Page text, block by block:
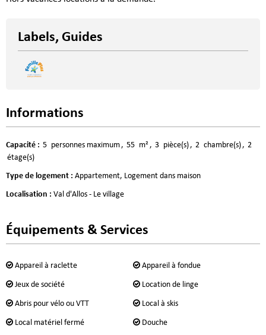
Labels, Guides
Informations
Capacité : 5 personnes maximum 55 m² 3 pièce(s) 2 chambre(s)
2
étage(s)
Type de logement : Appartement Logement dans maison
Localisation : Val d'Allos - Le village
Équipements & Services
Appareil à raclette Appareil à fondue
Jeux de société Location de linge
Abris pour vélo ou VTT Local à skis
Local matériel fermé Douche